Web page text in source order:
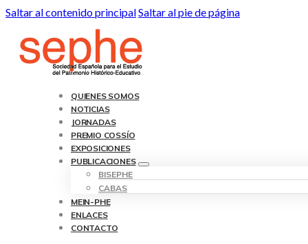
Saltar al contenido principalSaltar al pie de página
QUIENES SOMOS
NOTICIAS
JORNADAS
PREMIO COSSÍO
EXPOSICIONES
PUBLICACIONES
BISEPHE
CABAS
MEIN-PHE
ENLACES
CONTACTO